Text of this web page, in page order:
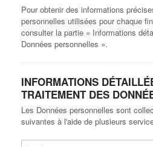
Pour obtenir des informations
personnelles utilisées pour chaque
consulter la partie « Informations
Données personnelles ».
INFORMATIONS
TRAITEMENT DES
Les Données personnelles sont
suivantes à l'aide de plusieurs